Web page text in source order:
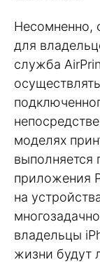
Несомненно,
для
служба
моделях
выполняется
приложения
на
владельцы
жизни будут